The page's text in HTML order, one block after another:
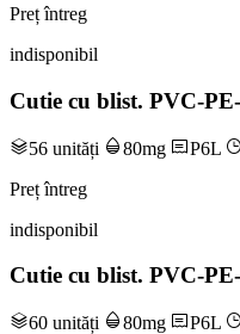
Preț întreg
indisponibil
Cutie cu blist. PVC-
56 unități 80mg P6L
Preț întreg
indisponibil
Cutie cu blist. PVC-
60 unități 80mg P6L